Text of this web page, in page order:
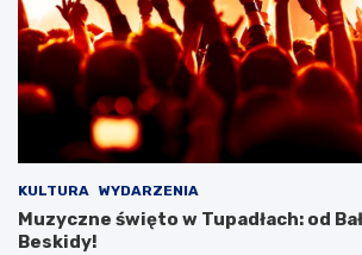
a
ż
e
n
i
i
d
l
a
KULTURA WYDARZENIA
Muzyczne święto w Tupadłach: od
Beskidy!